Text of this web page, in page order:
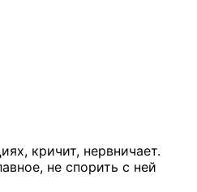
кричит, нервничает.
не спорить с ней